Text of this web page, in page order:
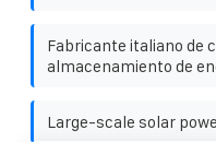
Fabricante italiano de
almacenamiento de
Large-scale solar